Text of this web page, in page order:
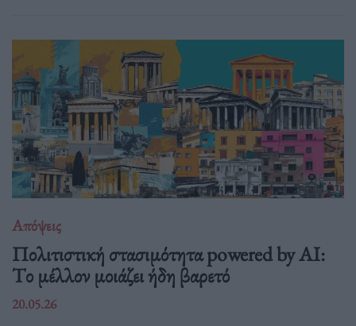
Απόψεις
Πολιτιστική στασιμότητα powered by AI:
Tο μέλλον μοιάζει ήδη βαρετό
20.05.26